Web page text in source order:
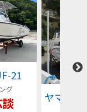
21
グ
ヤマハ